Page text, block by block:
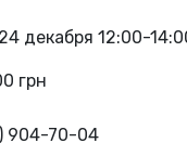
декабря 12:00-
грн
904-70-04